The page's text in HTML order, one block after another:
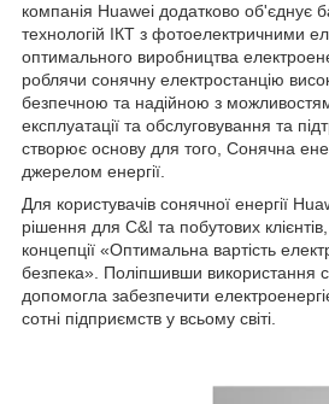
компанія Huawei додатково об'єднує
технологій ІКТ з фотоелектричними
оптимального виробництва
роблячи сонячну електростанцію
безпечною та надійною з
експлуатації та обслуговування та
створює основу для того, Сонячна
джерелом енергії.
Для користувачів сонячної енергії
рішення для C&I та побутових
концепції «Оптимальна вартість
безпека». Поліпшивши використання
допомогла забезпечити
сотні підприємств у всьому світі.